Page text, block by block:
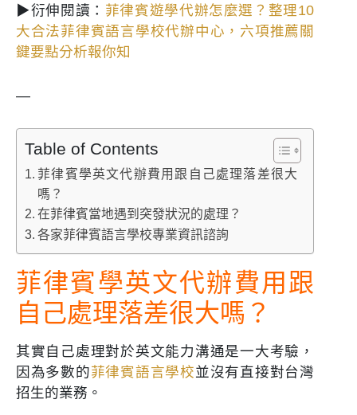
▶衍伸閱讀： 菲律賓遊學代辦怎麼選？整理10
大合法菲律賓語言學校代辦中心，六項推薦關
鍵要點分析報你知
—
Table of Contents
菲律賓學英文代辦費用跟自己處理落差很大
嗎？
在菲律賓當地遇到突發狀況的處理？
各家菲律賓語言學校專業資訊諮詢
菲律賓學英文代辦費用跟
自己處理落差很大嗎？
其實自己處理對於英文能力溝通是一大考驗，
因為多數的菲律賓語言學校並沒有直接對台灣
招生的業務。